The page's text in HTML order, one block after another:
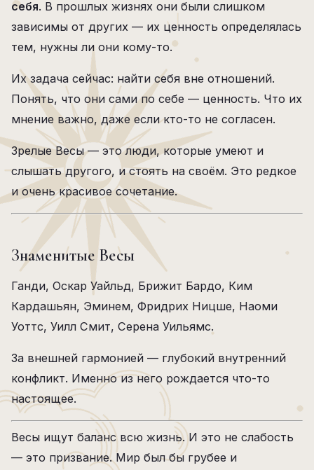
себя. В прошлых жизнях они были слишком
зависимы от других — их ценность определялась
тем, нужны ли они кому-то.
Их задача сейчас: найти себя вне отношений.
Понять, что они сами по себе — ценность. Что их
мнение важно, даже если кто-то не согласен.
Зрелые Весы — это люди, которые умеют и
слышать другого, и стоять на своём. Это редкое
и очень красивое сочетание.
Знаменитые Весы
Ганди, Оскар Уайльд, Брижит Бардо, Ким
Кардашьян, Эминем, Фридрих Ницше, Наоми
Уоттс, Уилл Смит, Серена Уильямс.
За внешней гармонией — глубокий внутренний
конфликт. Именно из него рождается что-то
настоящее.
Весы ищут баланс всю жизнь. И это не слабость
— это призвание. Мир был бы грубее и